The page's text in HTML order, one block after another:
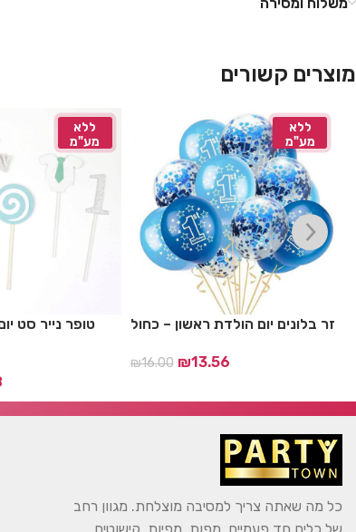
מוצרים קשורים
ללא
מע"מ
זר בלונים יום
ללא
מע"מ
מפת שולחן מעוצבת תכלת
כל מה שאתה צריך למסיבה מוצלחת. מגוון רחב